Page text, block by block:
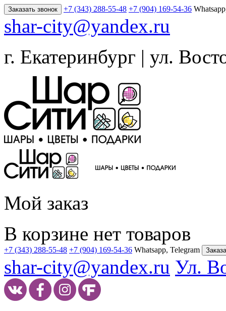
Заказать звонок +7 (343) 288-55-48 +7 (904) 169-54-36
shar-city@yandex.ru
г. Екатеринбург | ул.
Мой заказ
В корзине нет товаров
+7 (343) 288-55-48 +7 (904) 169-54-36 Whatsapp, Telegram
shar-city@yandex.ru Ул.